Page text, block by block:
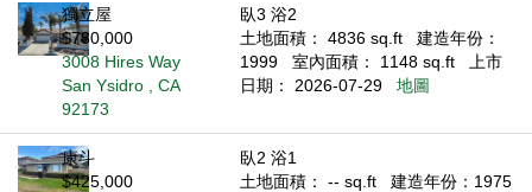
獨立屋
$780,000
3008 Hires Way
San Ysidro , CA
92173
臥3 浴2
土地面積： 4836 sq.ft
建造年份：
1999
室內面積： 1148 sq.ft
上市
日期： 2026-07-29
地圖
康斗
$425,000
臥2 浴1
土地面積： -- sq.ft
建造年份：1975